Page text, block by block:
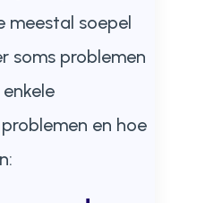
meestal soepel
soms problemen
en hoe